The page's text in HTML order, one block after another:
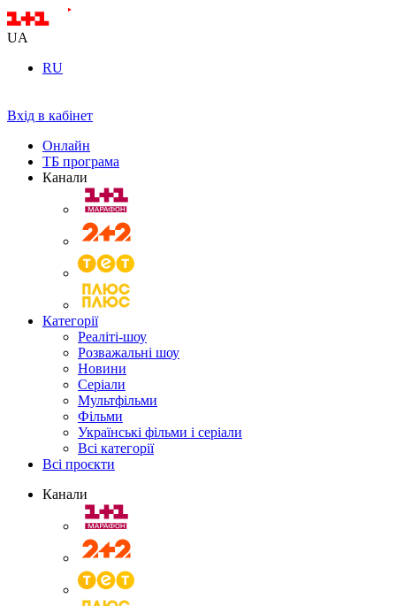
UA
RU
Вхід в кабінет
Онлайн
ТБ програма
Канали
Категорії
Реаліті-шоу
Розважальні шоу
Новини
Серіали
Мультфільми
Фільми
Українські фільми і серіали
Всі категорії
Всі проєкти
Канали